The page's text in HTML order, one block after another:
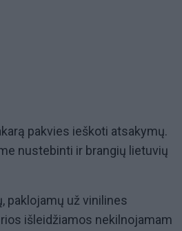
pakvies ieškoti atsakymų.
nustebinti ir brangių lietuvių
paklojamų už vinilines
išleidžiamos nekilnojamam